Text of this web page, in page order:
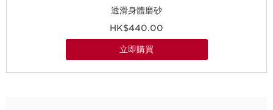
透滑身體磨砂
HK$440.00
立即購買